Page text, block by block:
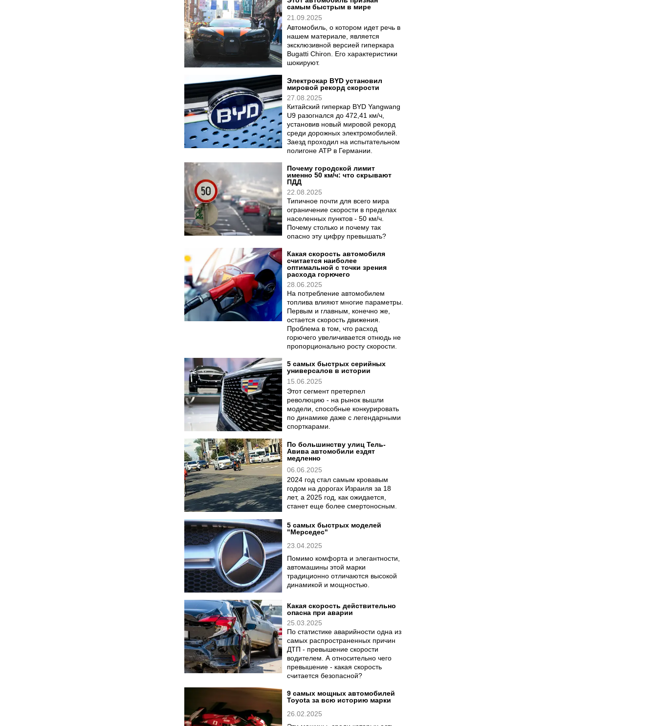
самым быстрым в мире
21.09.2025
Автомобиль, о котором идет речь в
нашем материале, является
эксклюзивной версией гиперкара
Bugatti Chiron. Его характеристики
шокируют.
Электрокар BYD установил
мировой рекорд скорости
27.08.2025
Китайский гиперкар BYD Yangwang
U9 разогнался до 472,41 км/ч,
установив новый мировой рекорд
среди дорожных электромобилей.
Заезд проходил на испытательном
полигоне ATP в Германии.
Почему городской лимит
именно 50 км/ч: что скрывают
ПДД
22.08.2025
Типичное почти для всего мира
ограничение скорости в пределах
населенных пунктов - 50 км/ч.
Почему столько и почему так
опасно эту цифру превышать?
Какая скорость автомобиля
считается наиболее
оптимальной с точки зрения
расхода горючего
28.06.2025
На потребление автомобилем
топлива влияют многие параметры.
Первым и главным, конечно же,
остается скорость движения.
Проблема в том, что расход
горючего увеличивается отнюдь не
пропорционально росту скорости.
5 самых быстрых серийных
универсалов в истории
15.06.2025
Этот сегмент претерпел
революцию - на рынок вышли
модели, способные конкурировать
по динамике даже с легендарными
спорткарами.
По большинству улиц Тель-
Авива автомобили ездят
медленно
06.06.2025
2024 год стал самым кровавым
годом на дорогах Израиля за 18
лет, а 2025 год, как ожидается,
станет еще более смертоносным.
5 самых быстрых моделей
"Мерседес"
23.04.2025
Помимо комфорта и элегантности,
автомашины этой марки
традиционно отличаются высокой
динамикой и мощностью.
Какая скорость действительно
опасна при аварии
25.03.2025
По статистике аварийности одна из
самых распространенных причин
ДТП - превышение скорости
водителем. А относительно чего
превышение - какая скорость
считается безопасной?
9 самых мощных автомобилей
Toyota за всю историю марки
26.02.2025